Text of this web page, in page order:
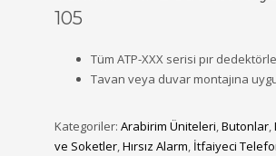
105
Tüm ATP-XXX serisi pır
Tavan veya duvar montajına
Kategoriler: Arabirim Üniteleri,Butonlar,
ve Soketler,Hırsız Alarm, İtfaiyeci